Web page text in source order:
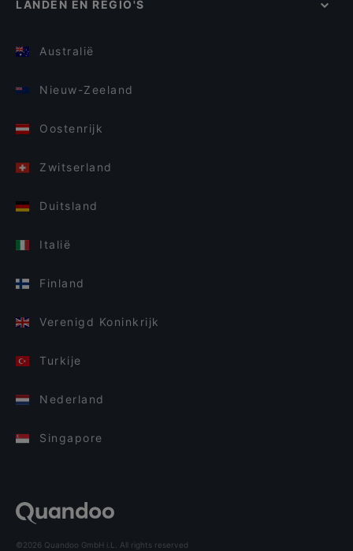
LANDEN EN REGIO'S
Australië
Nieuw-Zeeland
Oostenrijk
Zwitserland
Duitsland
Italië
Finland
Verenigd Koninkrijk
Turkije
Nederland
Singapore
©2026 Quandoo GmbH i.L. All rights reserved